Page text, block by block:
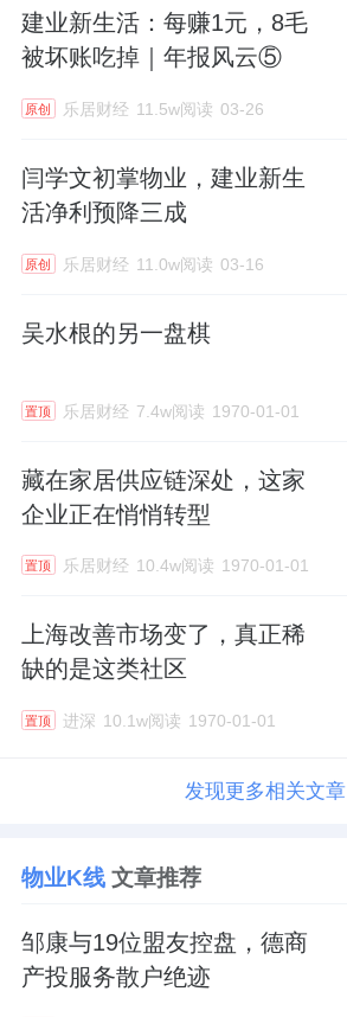
建业新生活：每赚1元，8毛
被坏账吃掉｜年报风云⑤
原创 乐居财经 11.5w阅读 03-26
闫学文初掌物业，建业新生
活净利预降三成
原创 乐居财经 11.0w阅读 03-16
吴水根的另一盘棋
置顶 乐居财经 7.4w阅读 1970-01-01
藏在家居供应链深处，这家
企业正在悄悄转型
置顶 乐居财经 10.4w阅读 1970-01-01
上海改善市场变了，真正稀
缺的是这类社区
置顶 进深 10.1w阅读 1970-01-01
发现更多相关文章
物业K线文章推荐
邹康与19位盟友控盘，德商
产投服务散户绝迹